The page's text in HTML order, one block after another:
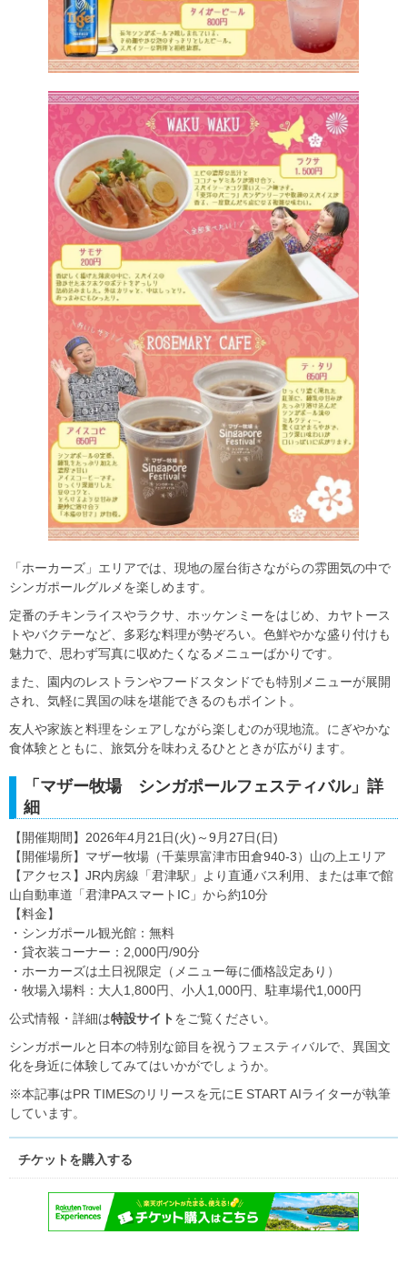
「ホーカーズ」エリアでは、現地の屋台街さながらの雰囲気の中で
シンガポールグルメを楽しめます。
定番のチキンライスやラクサ、ホッケンミーをはじめ、カヤトース
トやバクテーなど、多彩な料理が勢ぞろい。色鮮やかな盛り付けも
魅力で、思わず写真に収めたくなるメニューばかりです。
また、園内のレストランやフードスタンドでも特別メニューが展開
され、気軽に異国の味を堪能できるのもポイント。
友人や家族と料理をシェアしながら楽しむのが現地流。にぎやかな
食体験とともに、旅気分を味わえるひとときが広がります。
「マザー牧場 シンガポールフェスティバル」詳
細
【開催期間】2026年4月21日(火)～9月27日(日)
【開催場所】マザー牧場（千葉県富津市田倉940-3）山の上エリア
【アクセス】JR内房線「君津駅」より直通バス利用、または車で館
山自動車道「君津PAスマートIC」から約10分
【料金】
・シンガポール観光館：無料
・貸衣装コーナー：2,000円/90分
・ホーカーズは土日祝限定（メニュー毎に価格設定あり）
・牧場入場料：大人1,800円、小人1,000円、駐車場代1,000円
公式情報・詳細は特設サイト をご覧ください。
シンガポールと日本の特別な節目を祝うフェスティバルで、異国文
化を身近に体験してみてはいかがでしょうか。
※本記事はPR TIMESのリリースを元にE START AIライターが執筆
しています。
チケットを購入する